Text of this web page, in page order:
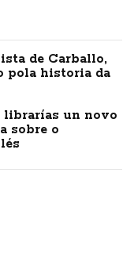
de Carballo,
pola historia da
librarías un novo
sobre o